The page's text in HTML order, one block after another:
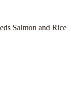
Salmon and Rice